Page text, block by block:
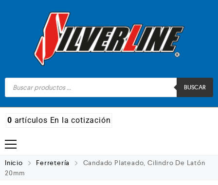
BUSCAR
0 artículos En la cotización
Madera
Inicio Ferretería
Candado Plateado, Cilindro De Latón
20mm